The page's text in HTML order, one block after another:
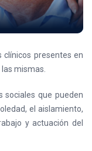
clínicos presentes en
mismas.
sociales que pueden
el aislamiento,
y actuación del